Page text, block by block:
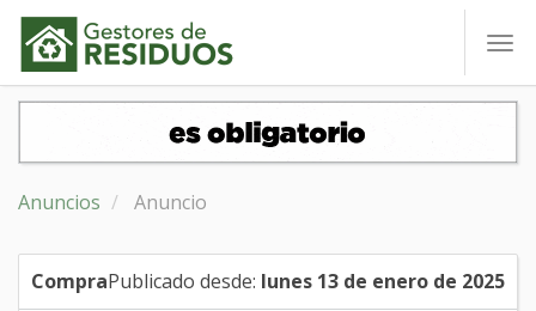
Anuncios Anuncio
Publicado desde: lunes 13 de enero de 2025
Compra